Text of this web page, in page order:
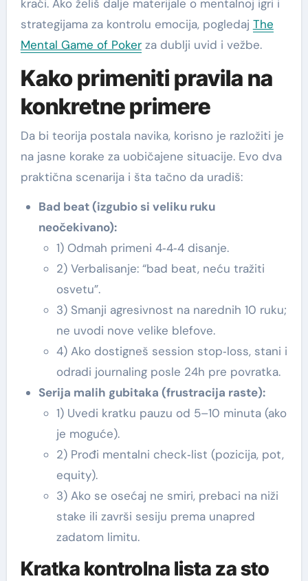
kraći. Ako želiš dalje materijale o mentalnoj igri i
strategijama za kontrolu emocija, pogledaj The
Mental Game of Pokerza dublji uvid i vežbe.
Kako primeniti pravila na
konkretne primere
Da bi teorija postala navika, korisno je razložiti je
na jasne korake za uobičajene situacije. Evo dva
praktična scenarija i šta tačno da uradiš:
Bad beat (izgubio si veliku ruku
neočekivano):
1) Odmah primeni 4‑4‑4 disanje.
2) Verbalisanje: “bad beat, neću tražiti
osvetu”.
3) Smanji agresivnost na narednih 10 ruku;
ne uvodi nove velike blefove.
4) Ako dostigneš session stop‑loss, stani i
odradi journaling posle 24h pre povratka.
Serija malih gubitaka (frustracija raste):
1) Uvedi kratku pauzu od 5–10 minuta (ako
je moguće).
2) Prođi mentalni check‑list (pozicija, pot,
equity).
3) Ako se osećaj ne smiri, prebaci na niži
stake ili završi sesiju prema unapred
zadatom limitu.
Kratka kontrolna lista za sto